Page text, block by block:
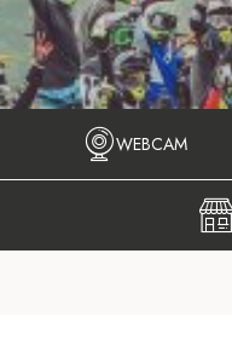
WEBCAM